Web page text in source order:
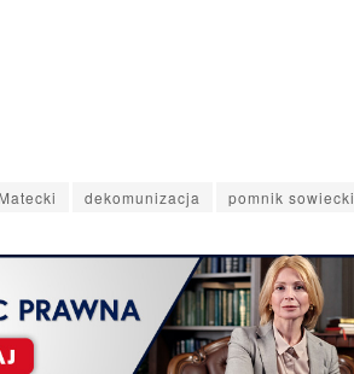
dekomunizacja pomnik sowiecki